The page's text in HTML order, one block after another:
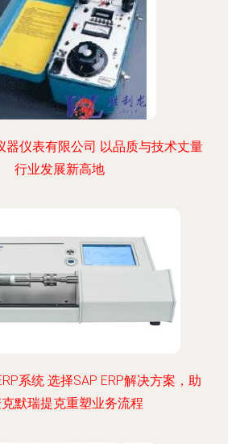
器仪表有限公司 以品质与技术丈量
行业发展新高地
系统 选择SAP ERP解决方案，助
默瑞提克重塑业务流程